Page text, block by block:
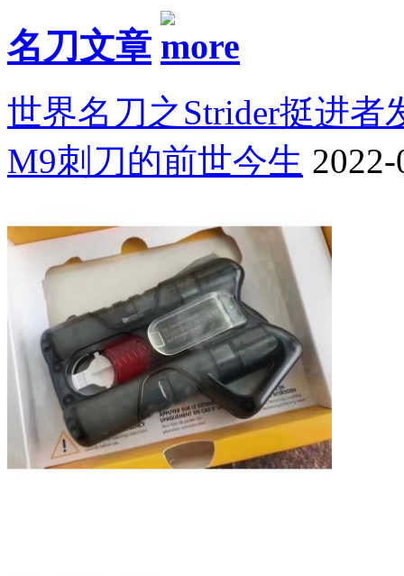
名刀文章
世界名刀之Strider挺进者
M9刺刀的前世今生